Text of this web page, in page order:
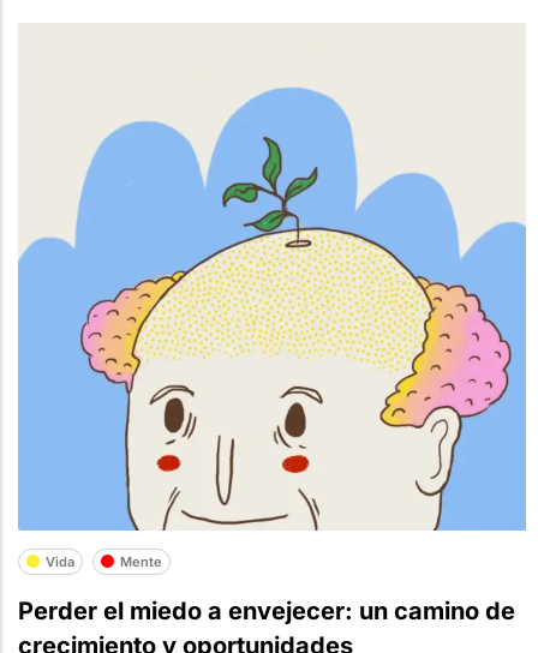
Vida Mente
Perder el miedo a envejecer: un camino de
crecimiento y oportunidades